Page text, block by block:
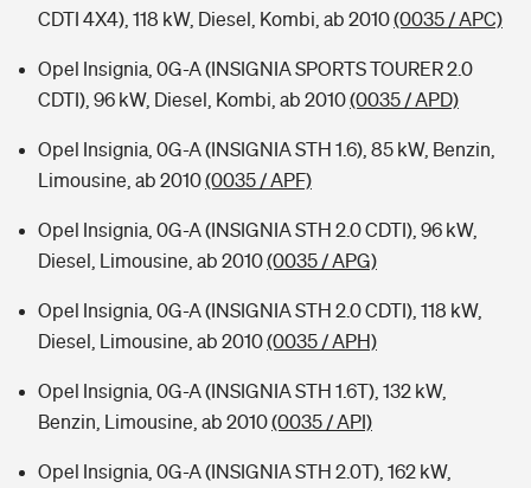
CDTI 4X4), 118 kW, Diesel, Kombi, ab 2010(0035 / APC)
Opel Insignia, 0G-A (INSIGNIA SPORTS TOURER 2.0
CDTI), 96 kW, Diesel, Kombi, ab 2010(0035 / APD)
Opel Insignia, 0G-A (INSIGNIA STH 1.6), 85 kW, Benzin,
Limousine, ab 2010(0035 / APF)
Opel Insignia, 0G-A (INSIGNIA STH 2.0 CDTI), 96 kW,
Diesel, Limousine, ab 2010(0035 / APG)
Opel Insignia, 0G-A (INSIGNIA STH 2.0 CDTI), 118 kW,
Diesel, Limousine, ab 2010(0035 / APH)
Opel Insignia, 0G-A (INSIGNIA STH 1.6T), 132 kW,
Benzin, Limousine, ab 2010(0035 / API)
Opel Insignia, 0G-A (INSIGNIA STH 2.0T), 162 kW,